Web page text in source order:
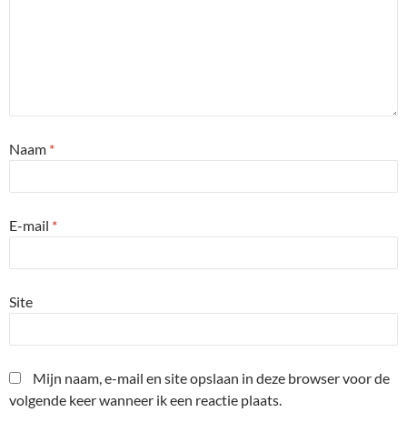
Naam *
E-mail *
Site
Mijn naam, e-mail en site opslaan in deze browser voor de
volgende keer wanneer ik een reactie plaats.